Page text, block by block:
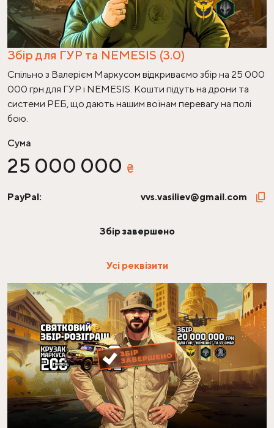
Збір для ГУР та NEMESIS (3.0)
Спільно з Валерієм Маркусом відкриваємо збір на 25 000
000 грн для ГУР і NEMESIS. Кошти підуть на дрони та
системи РЕБ, що дають нашим воїнам перевагу на полі
бою.
Сума
25 000 000 ₴
PayPal: vvs.vasiliev@gmail.com
Збір завершено
Усі реквізити